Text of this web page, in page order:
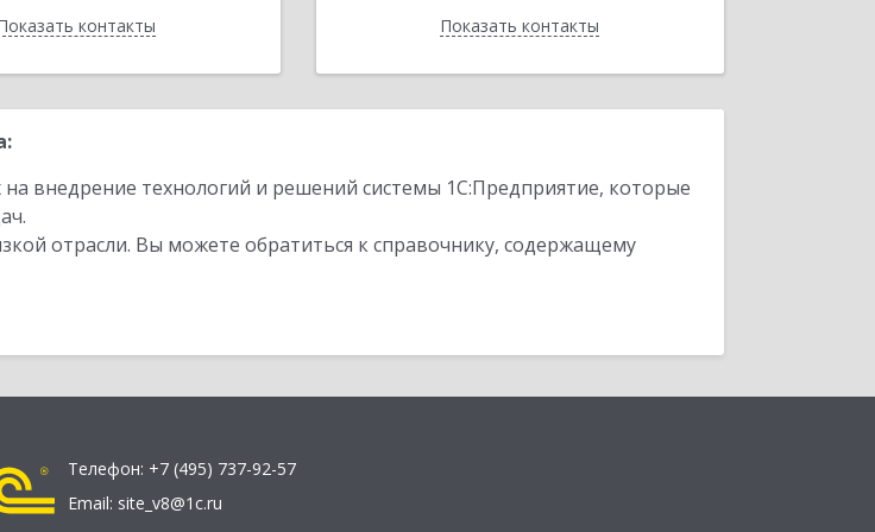
контакты
Назад Показать контакты
Назад
внедрение технологий и решений системы 1С:Предприятие, которые
отрасли. Вы можете обратиться к справочнику, содержащему
Телефон: +7 (495) 737-92-57
Email: site_v8@1c.ru